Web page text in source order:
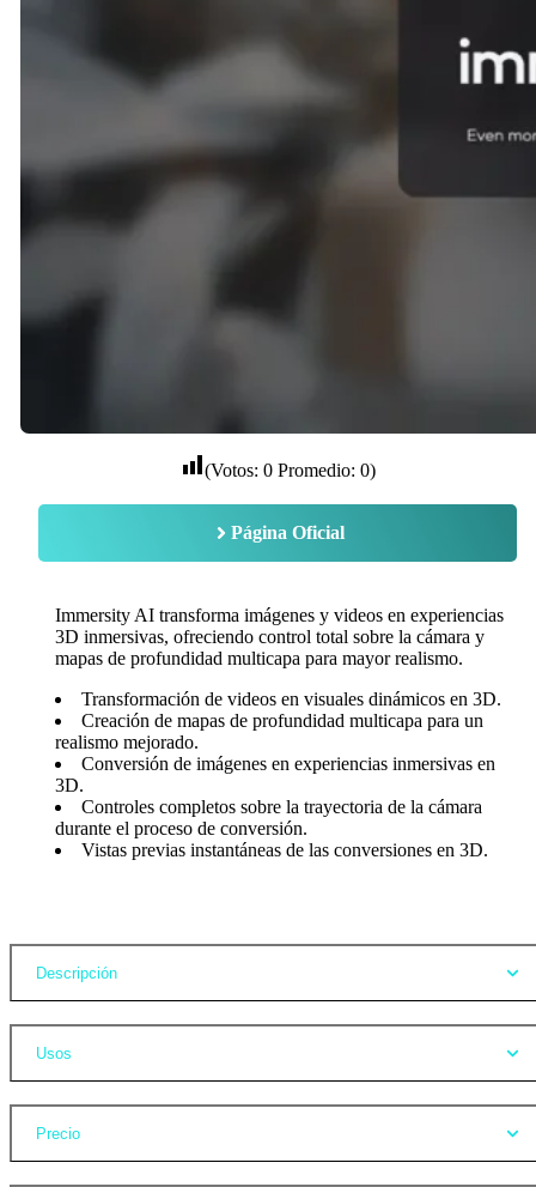
(Votos: 0Promedio: 0)
Página Oficial
Immersity AI transforma imágenes y videos en experiencias
3D inmersivas, ofreciendo control total sobre la cámara y
mapas de profundidad multicapa para mayor realismo.
Transformación de videos en visuales dinámicos en 3D.
Creación de mapas de profundidad multicapa para un
realismo mejorado.
Conversión de imágenes en experiencias inmersivas en
3D.
Controles completos sobre la trayectoria de la cámara
durante el proceso de conversión.
Vistas previas instantáneas de las conversiones en 3D.
Descripción
Usos
Precio